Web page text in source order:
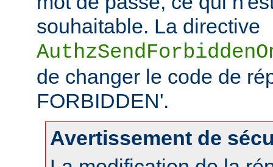
souhaitable. La directive
de changer le code de
FORBIDDEN'.
Avertissement de